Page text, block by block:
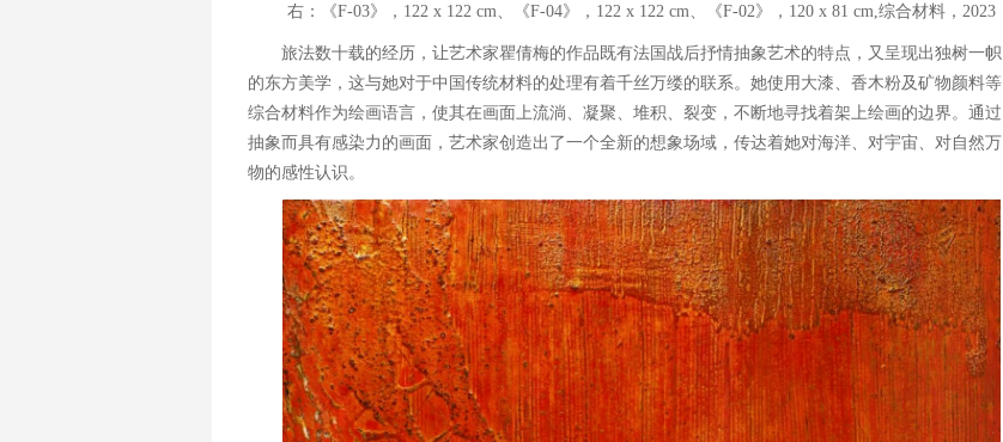
右：《F-03》，122 x 122 cm、《F-04》，122 x 122 cm、《F-02》，120 x 81 cm,综合材料，2023
旅法数十载的经历，让艺术家瞿倩梅的作品既有法国战后抒情抽象艺术的特点，又呈现出独树一帜
的东方美学，这与她对于中国传统材料的处理有着千丝万缕的联系。她使用大漆、香木粉及矿物颜料等
综合材料作为绘画语言，使其在画面上流淌、凝聚、堆积、裂变，不断地寻找着架上绘画的边界。通过
抽象而具有感染力的画面，艺术家创造出了一个全新的想象场域，传达着她对海洋、对宇宙、对自然万
物的感性认识。